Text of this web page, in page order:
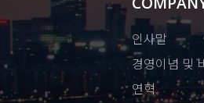
인사말
경영이념 및
연혁